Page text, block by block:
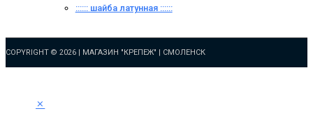
:::::: шайба латунная ::::::
COPYRIGHT © 2026 | МАГАЗИН "КРЕПЕЖ" | СМОЛЕНСК